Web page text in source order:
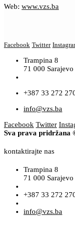
Web: www.vzs.ba
Facebook Twitter
Trampina 8
71 000 Sarajevo
+387 33 272
info@vzs.ba
Facebook Twitter
Sva prava pridržana
kontaktirajte nas
Trampina 8
71 000 Sarajevo
+387 33 272
info@vzs.ba